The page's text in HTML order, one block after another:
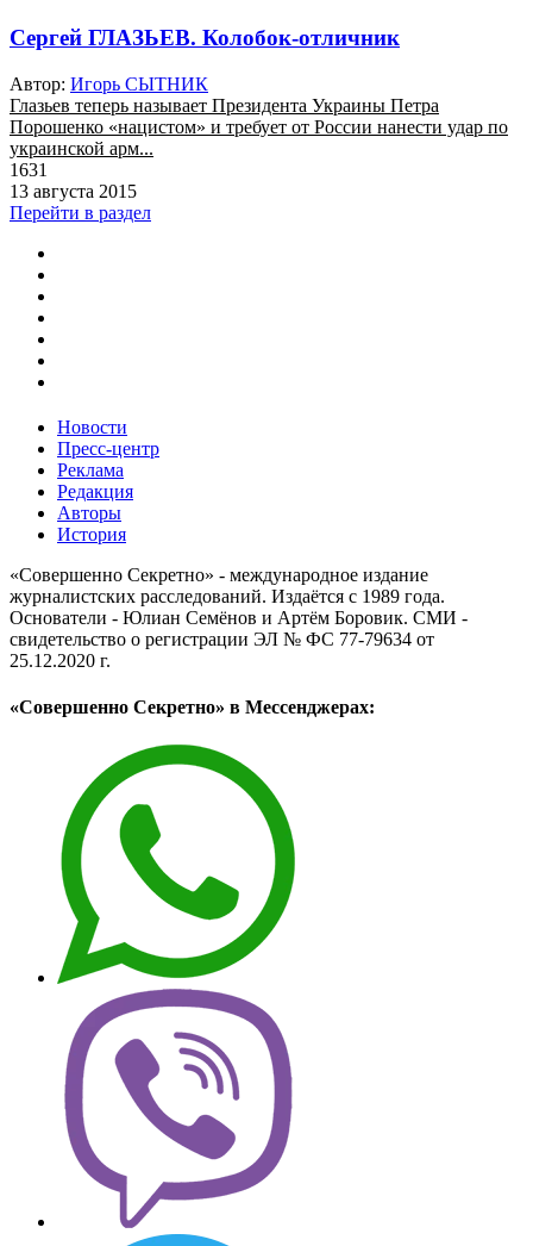
Сергей ГЛАЗЬЕВ. Колобок-отличник
Автор: Игорь СЫТНИК
Глазьев теперь называет Президента Украины Петра
Порошенко «нацистом» и требует от России нанести удар по
украинской арм...
1631
13 августа 2015
Перейти в раздел
Новости
Пресс-центр
Реклама
Редакция
Авторы
История
«Совершенно Секретно» - международное издание
журналистских расследований. Издаётся с 1989 года.
Основатели - Юлиан Семёнов и Артём Боровик. CМИ -
свидетельство о регистрации ЭЛ № ФС 77-79634 от
25.12.2020 г.
«Совершенно Секретно» в Мессенджерах: